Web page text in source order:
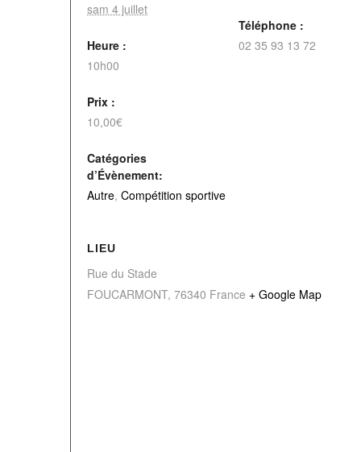
sam 4 juillet
Heure :
10h00
Prix :
10,00€
Catégories
d’Évènement:
Autre, Compétition sportive
Téléphone :
02 35 93 13 72
LIEU
Rue du Stade
FOUCARMONT, 76340 France + Google Map